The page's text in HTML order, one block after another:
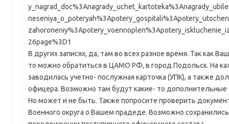
26page%3D1
В других записях, да, там во всех разное время. Так как
то можно обратиться в ЦАМО РФ, в город Подольск. На
заводилась учетно- послужная карточка (УПК), а также
офицера. Возможно там будут какие- то дополнительные
Но может и не быть. Также попросите проверить
Военного округа о Вашем прадеде. Возможно